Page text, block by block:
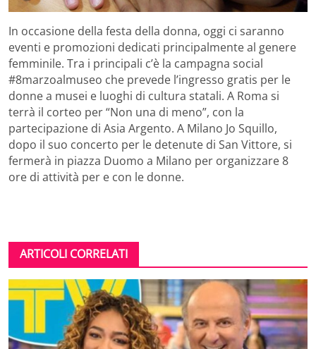
In occasione della festa della donna, oggi ci saranno
eventi e promozioni dedicati principalmente al genere
femminile. Tra i principali c’è la campagna social
#8marzoalmuseo che prevede l’ingresso gratis per le
donne a musei e luoghi di cultura statali. A Roma si
terrà il corteo per “Non una di meno”, con la
partecipazione di Asia Argento. A Milano Jo Squillo,
dopo il suo concerto per le detenute di San Vittore, si
fermerà in piazza Duomo a Milano per organizzare 8
ore di attività per e con le donne.
ARTICOLI CORRELATI